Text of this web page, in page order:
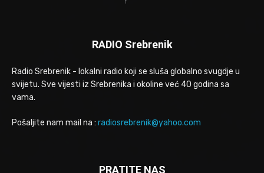
RADIO Srebrenik
Radio Srebrenik - lokalni radio koji se sluša globalno svugdje u
svijetu. Sve vijesti iz Srebrenika i okoline već 40 godina sa
vama.
Pošaljite nam mail na : radiosrebrenik@yahoo.com
PRATITE NAS